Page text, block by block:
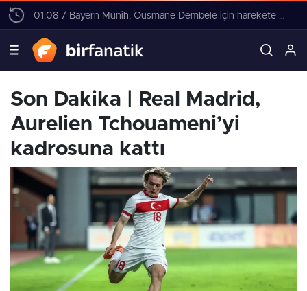
01:08 / Bayern Münih, Ousmane Dembele için harekete geçti! 4 yıllık sözleşme teklifi
Son Dakika | Real Madrid,
Aurelien Tchouameni’yi
kadrosuna kattı